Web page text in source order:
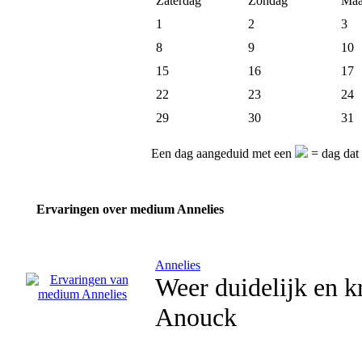
1
2
3
8
9
10
15
16
17
22
23
24
29
30 31
Een dag aangeduid met een = dag
Ervaringen over medium Annelies
Annelies
Weer duidelijk en
Anouck